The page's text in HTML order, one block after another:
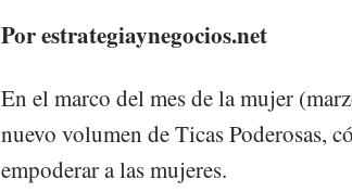
Por estrategiaynegocios.net
En el marco del mes de la mujer
nuevo volumen de Ticas Poderosas,
empoderar a las mujeres.